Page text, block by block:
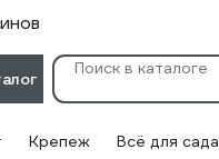
Крепеж Всё для сада